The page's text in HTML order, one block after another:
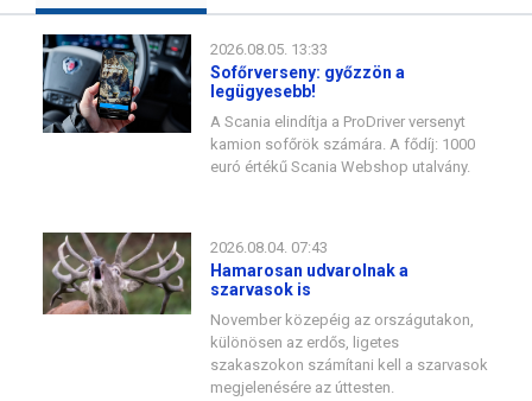
2026.08.05. 13:33
Sofőrverseny: győzzön a
legügyesebb!
A Scania elindítja a ProDriver versenyt
kamion sofőrök számára. A fődíj: 1000
euró értékű Scania Webshop utalvány.
2026.08.04. 07:43
Hamarosan udvarolnak a
szarvasok is
November közepéig az országutakon,
különösen az erdős, ligetes
szakaszokon számítani kell a szarvasok
megjelenésére az úttesten.